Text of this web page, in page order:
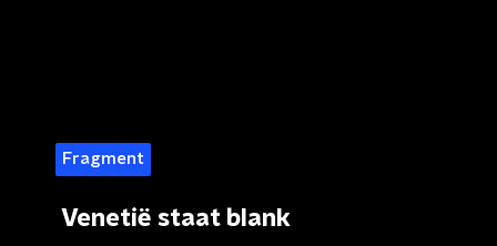
Fragment
Venetië staat blank